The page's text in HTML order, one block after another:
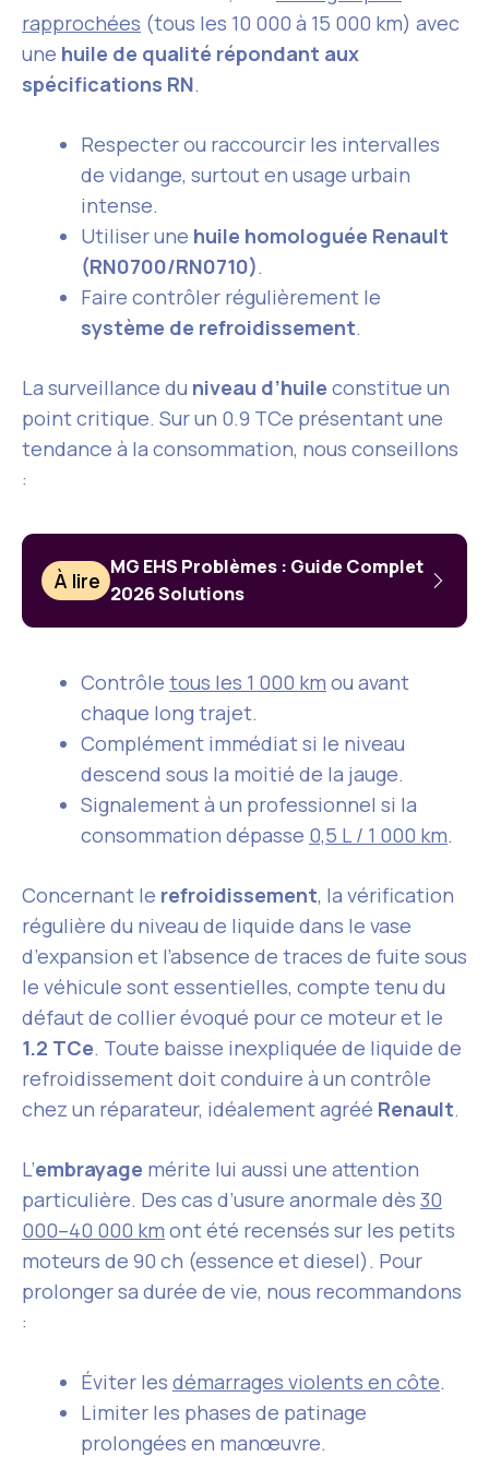
rapprochées (tous les 10 000 à 15 000 km) avec
une huile de qualité répondant aux
spécifications RN.
Respecter ou raccourcir les intervalles
de vidange, surtout en usage urbain
intense.
Utiliser une huile homologuée Renault
(RN0700/RN0710).
Faire contrôler régulièrement le
système de refroidissement.
La surveillance du niveau d’huile constitue un
point critique. Sur un 0.9 TCe présentant une
tendance à la consommation, nous conseillons
:
À lire
MG EHS Problèmes : Guide Complet
2026 Solutions
Contrôle tous les 1 000 km ou avant
chaque long trajet.
Complément immédiat si le niveau
descend sous la moitié de la jauge.
Signalement à un professionnel si la
consommation dépasse 0,5 L / 1 000 km.
Concernant le refroidissement, la vérification
régulière du niveau de liquide dans le vase
d’expansion et l’absence de traces de fuite sous
le véhicule sont essentielles, compte tenu du
défaut de collier évoqué pour ce moteur et le
1.2 TCe. Toute baisse inexpliquée de liquide de
refroidissement doit conduire à un contrôle
chez un réparateur, idéalement agréé Renault.
L’embrayage mérite lui aussi une attention
particulière. Des cas d’usure anormale dès 30
000–40 000 km ont été recensés sur les petits
moteurs de 90 ch (essence et diesel). Pour
prolonger sa durée de vie, nous recommandons
:
Éviter les démarrages violents en côte.
Limiter les phases de patinage
prolongées en manœuvre.